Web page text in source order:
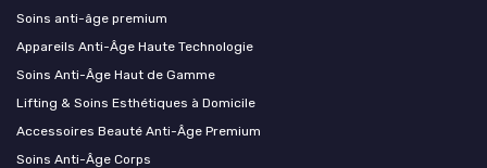
Soins anti-âge premium
Appareils Anti-Âge Haute Technologie
Soins Anti-Âge Haut de Gamme
Lifting & Soins Esthétiques à Domicile
Accessoires Beauté Anti-Âge Premium
Soins Anti-Âge Corps